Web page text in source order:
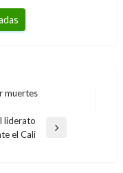
muertes
liderato
el Cali